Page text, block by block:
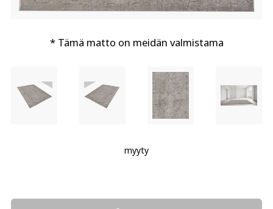
* Tämä matto on meidän valmistama
myyty